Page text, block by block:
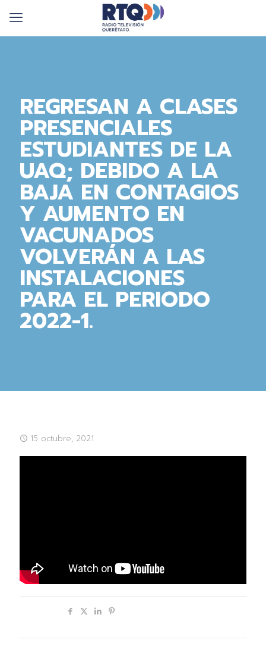
REGRESAN A CLASES
PRESENCIALES
ESTUDIANTES DE LA
UAQ; DEBIDO A LA
BAJA EN CONTAGIOS
Y AUMENTO EN
VACUNADOS
VOLVERÁN A LAS
INSTALACIONES
PARA EL PERIODO
2022-1.
15 octubre, 2021